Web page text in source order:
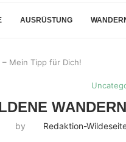
AUSRÜSTUNG
Mein Tipp für Dich!
by Redaktion-